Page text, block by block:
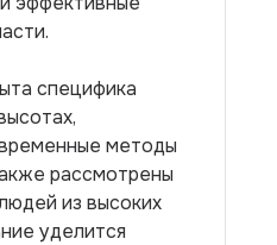
специфика
методы
рассмотрены
из высоких
уделится